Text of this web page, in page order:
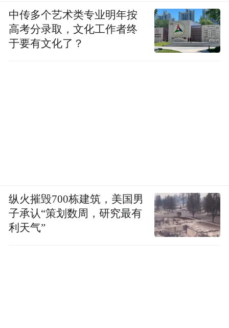
中传多个艺术类专业明年按
高考分录取，文化工作者终
于要有文化了？
纵火摧毁700栋建筑，美国男
子承认“策划数周，研究最有
利天气”